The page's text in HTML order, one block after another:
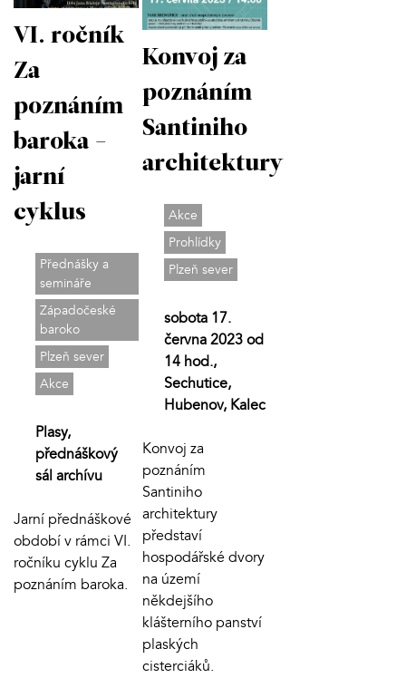
VI. ročník
Za
poznáním
baroka -
jarní
cyklus
Přednášky a
semináře
Západočeské
baroko
Plzeň sever
Akce
Plasy,
přednáškový
sál archívu
Jarní přednáškové
období v rámci VI.
ročníku cyklu Za
poznáním baroka.
Konvoj za
poznáním
Santiniho
architektury
Akce
Prohlídky
Plzeň sever
sobota 17.
června 2023 od
14 hod.,
Sechutice,
Hubenov, Kalec
Konvoj za
poznáním
Santiniho
architektury
představí
hospodářské dvory
na území
někdejšího
klášterního panství
plaských
cisterciáků.